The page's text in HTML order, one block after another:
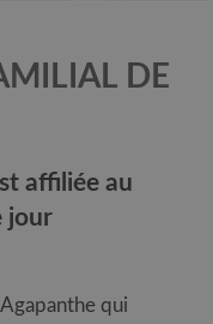
DE
affiliée au
jour
qui